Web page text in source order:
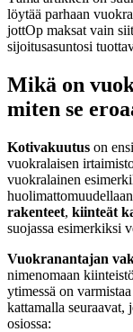
löytää parhaan
jottOp maksat vain
sijoitusasuntosi
Mikä on
miten se
Kotivakuutus on
vuokralaisen
vuokralainen
rakenteet, kiinteät
suojassa esimerkiksi
Vuokranantajan
nimenomaan
ytimessä on
kattamalla seuraavat,
osiossa: